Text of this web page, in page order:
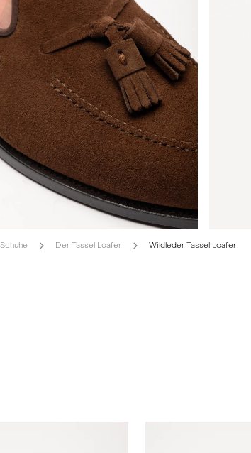
Schuhe Der Tassel Loafer Wildleder Tassel Loafer